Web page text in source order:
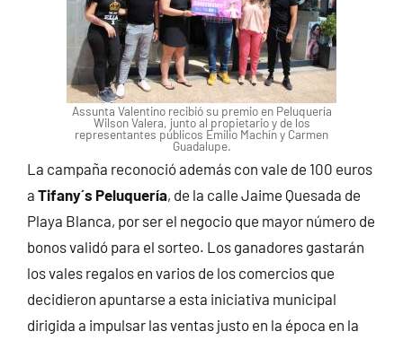
Assunta Valentino recibió su premio en Peluquería
Wilson Valera, junto al propietario y de los
representantes públicos Emilio Machín y Carmen
Guadalupe.
La campaña reconoció además con vale de 100 euros
a Tifany´s Peluquería, de la calle Jaime Quesada de
Playa Blanca, por ser el negocio que mayor número de
bonos validó para el sorteo. Los ganadores gastarán
los vales regalos en varios de los comercios que
decidieron apuntarse a esta iniciativa municipal
dirigida a impulsar las ventas justo en la época en la